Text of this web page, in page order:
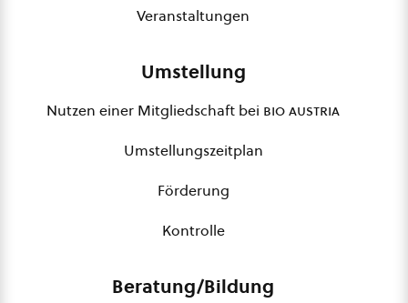
Veranstaltungen
Umstellung
Nutzen einer Mitgliedschaft bei bio austria
Umstellungszeitplan
Förderung
Kontrolle
Beratung/Bildung